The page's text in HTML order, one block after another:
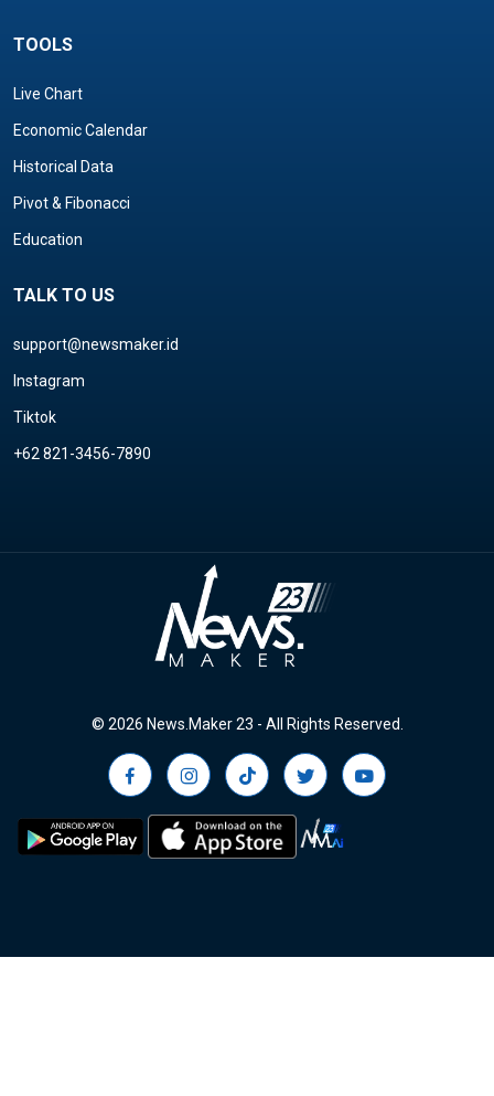
TOOLS
Live Chart
Economic Calendar
Historical Data
Pivot & Fibonacci
Education
TALK TO US
support@newsmaker.id
Instagram
Tiktok
+62 821-3456-7890
© 2026 News.Maker 23 - All Rights Reserved.